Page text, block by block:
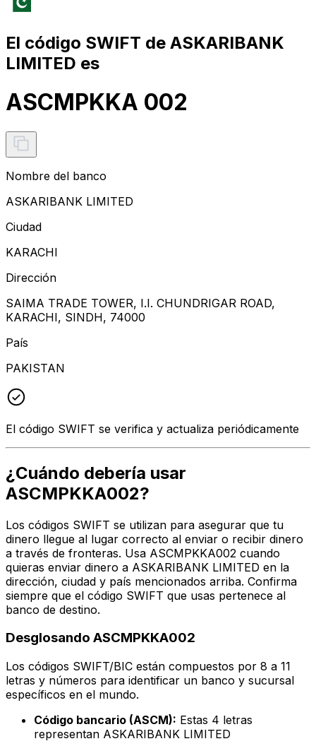
El código SWIFT de ASKARIBANK
LIMITED es
ASCMPKKA 002
Nombre del banco
ASKARIBANK LIMITED
Ciudad
KARACHI
Dirección
SAIMA TRADE TOWER, I.I. CHUNDRIGAR ROAD,
KARACHI, SINDH, 74000
País
PAKISTAN
El código SWIFT se verifica y actualiza periódicamente
¿Cuándo debería usar
ASCMPKKA002?
Los códigos SWIFT se utilizan para asegurar que tu
dinero llegue al lugar correcto al enviar o recibir dinero
a través de fronteras. Usa ASCMPKKA002 cuando
quieras enviar dinero a ASKARIBANK LIMITED en la
dirección, ciudad y país mencionados arriba. Confirma
siempre que el código SWIFT que usas pertenece al
banco de destino.
Desglosando ASCMPKKA002
Los códigos SWIFT/BIC están compuestos por 8 a 11
letras y números para identificar un banco y sucursal
específicos en el mundo.
Código bancario (ASCM): Estas 4 letras
representan ASKARIBANK LIMITED